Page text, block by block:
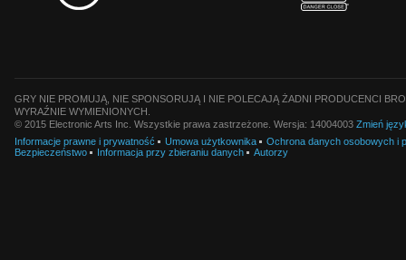
GRY NIE PROMUJĄ, NIE SPONSORUJĄ I NIE POLECAJĄ ŻADNI PRODUCENCI
WYRAŹNIE WYMIENIONYCH.
© 2015 Electronic Arts Inc. Wszystkie prawa zastrzeżone. Wersja: 14004003 Zmień
Informacje prawne i prywatność
Umowa użytkownika
Ochrona danych osobowych i
Bezpieczeństwo
Informacja przy zbieraniu danych Autorzy